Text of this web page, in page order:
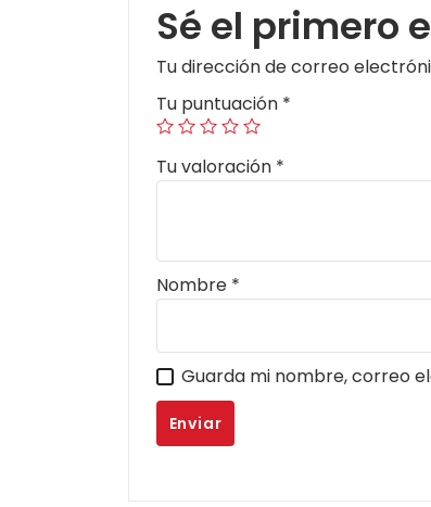
Sé el primero
Tu dirección de correo
Tu puntuación *
Tu valoración *
Nombre *
Guarda mi nombre, correo